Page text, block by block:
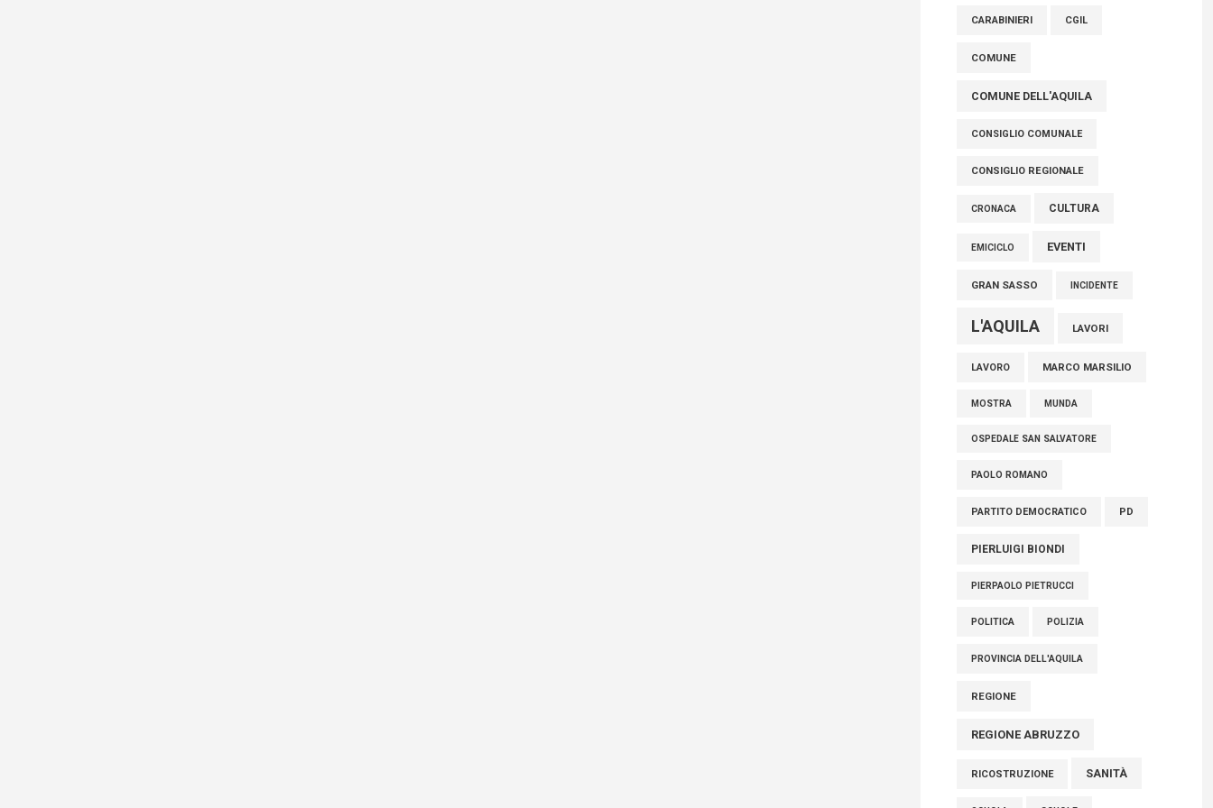
CARABINIERI CGIL
COMUNE
COMUNE DELL'AQUILA
CONSIGLIO COMUNALE
CONSIGLIO REGIONALE
CRONACA CULTURA
EMICICLO EVENTI
GRAN SASSO INCIDENTE
L'AQUILA LAVORI
LAVORO MARCO MARSILIO
MOSTRA MUNDA
OSPEDALE SAN SALVATORE
PAOLO ROMANO
PARTITO DEMOCRATICO PD
PIERLUIGI BIONDI
PIERPAOLO PIETRUCCI
POLITICA POLIZIA
PROVINCIA DELL'AQUILA
REGIONE
REGIONE ABRUZZO
RICOSTRUZIONE SANITÀ